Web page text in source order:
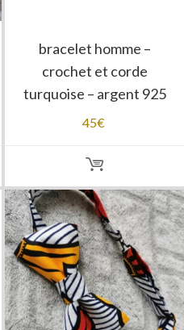
bracelet homme –
crochet et corde
turquoise – argent 925
45€